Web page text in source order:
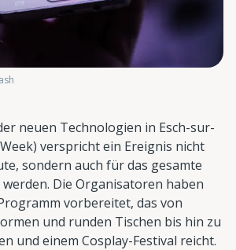
neuen Technologien in Esch-sur-
verspricht ein Ereignis nicht
sondern auch für das gesamte
Die Organisatoren haben
vorbereitet, das von
und runden Tischen bis hin zu
und einem Cosplay-Festival reicht.